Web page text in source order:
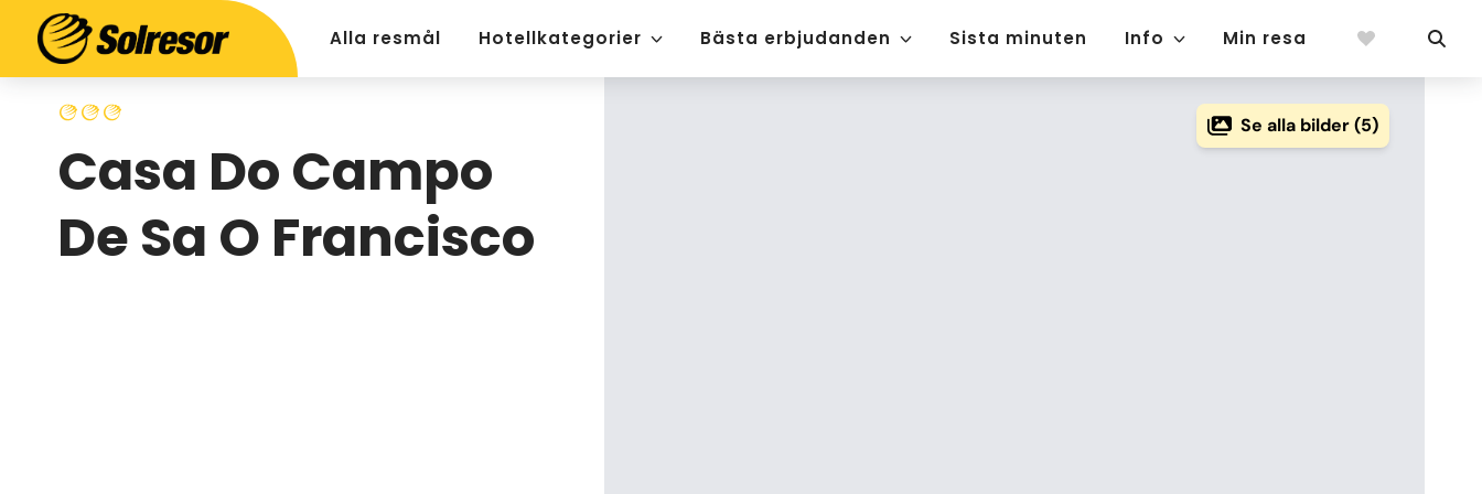
Alla resmål Hotellkategorier Bästa erbjudanden Sista minuten Info Min resa
Casa Do Campo
De Sa O Francisco
Se alla bilder (5)